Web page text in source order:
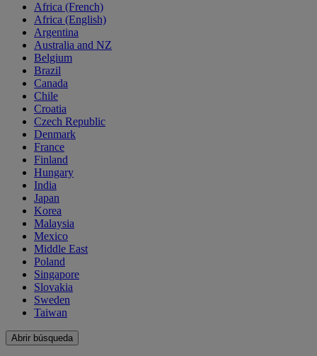
Africa (French)
Africa (English)
Argentina
Australia and NZ
Belgium
Brazil
Canada
Chile
Croatia
Czech Republic
Denmark
France
Finland
Hungary
India
Japan
Korea
Malaysia
Mexico
Middle East
Poland
Singapore
Slovakia
Sweden
Taiwan
Abrir búsqueda